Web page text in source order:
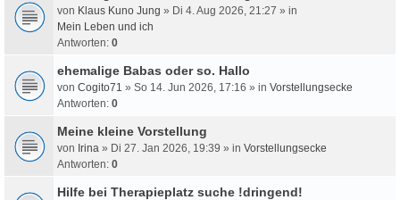
von Klaus Kuno Jung » Di 4. Aug 2026, 21:27 » in
Mein Leben und ich
Antworten: 0
ehemalige Babas oder so. Hallo
von Cogito71 » So 14. Jun 2026, 17:16 » in Vorstellungsecke
Antworten: 0
Meine kleine Vorstellung
von Irina » Di 27. Jan 2026, 19:39 » in Vorstellungsecke
Antworten: 0
Hilfe bei Therapieplatz suche !dringend!